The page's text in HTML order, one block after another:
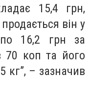
15,4 грн,
він у
по 16,2 грн за
70 коп та його
кг”, – зазначив